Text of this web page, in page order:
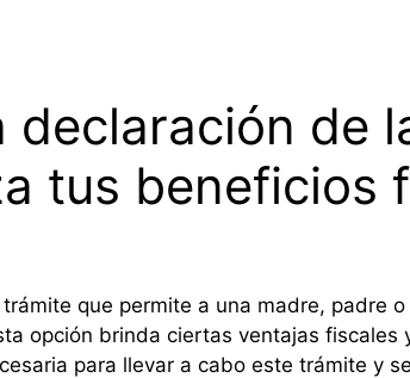
declaración de
tus beneficios
que permite a una madre, padre
opción brinda ciertas ventajas
para llevar a cabo este trámite y